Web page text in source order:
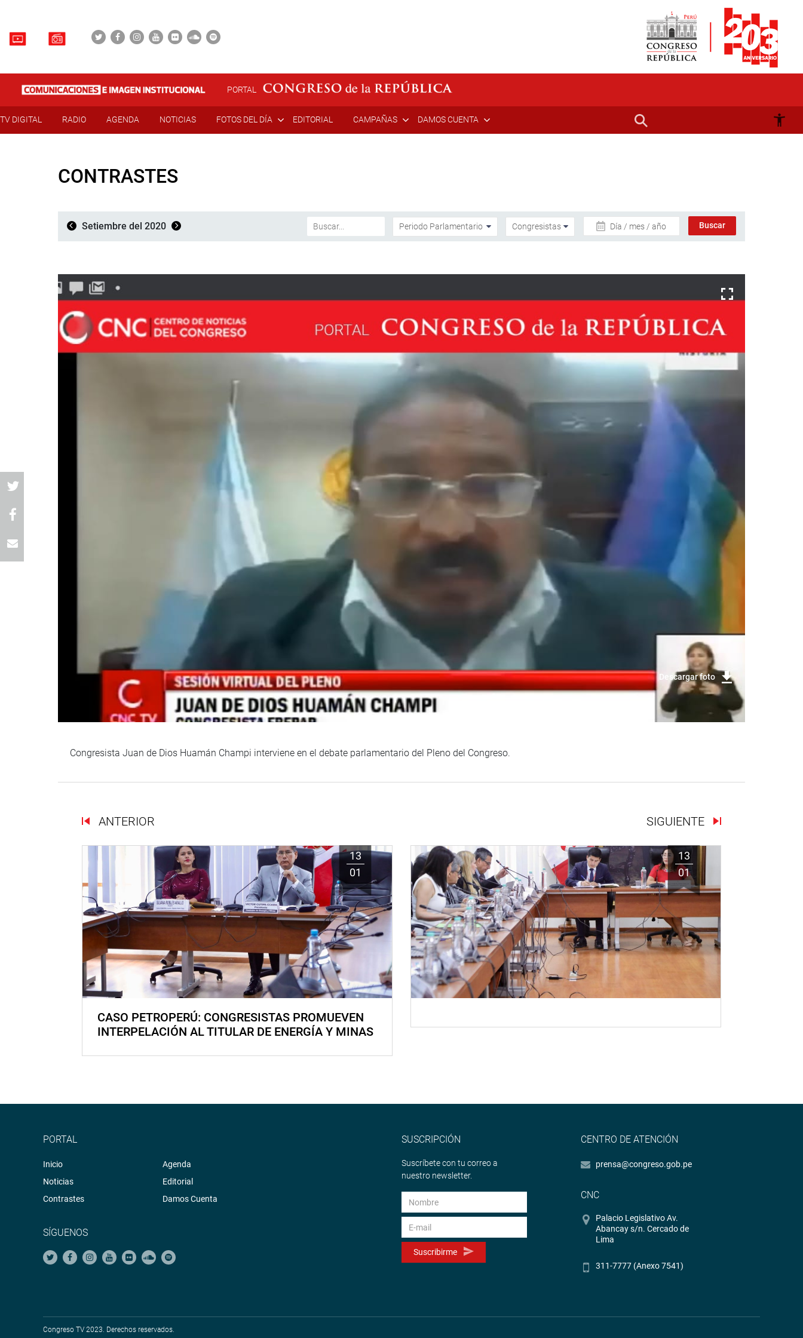
PORTAL
TV DIGITAL RADIO AGENDA NOTICIAS FOTOS DEL DÍA EDITORIAL CAMPAÑAS DAMOS CUENTA
CONTRASTES
Setiembre del 2020 Día / mes / año
Descargar foto
Congresista Juan de Dios Huamán Champi interviene en el debate parlamentario del Pleno del Congreso.
ANTERIOR SIGUIENTE
13
01
CASO PETROPERÚ: CONGRESISTAS PROMUEVEN
INTERPELACIÓN AL TITULAR DE ENERGÍA Y MINAS
13
01
PORTAL
Inicio
Noticias
Contrastes
Agenda
Editorial
Damos Cuenta
SÍGUENOS
SUSCRIPCIÓN
Suscríbete con tu correo a
nuestro newsletter.
Suscribirme
CENTRO DE ATENCIÓN
prensa@congreso.gob.pe
CNC
Palacio Legislativo Av.
Abancay s/n. Cercado de
Lima
311-7777 (Anexo 7541)
Congreso TV 2023. Derechos reservados.